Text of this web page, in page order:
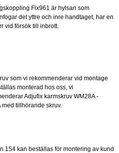
Fix961 är hylsan som
det yttre och inre handtaget, har en
vid försök till inbrott.
som vi rekommenderar vid montage
monterad hos oss, vi
Adjufix karmskruv WM28A -
med tillhörande skruv.
154 kan beställas för montering av kund